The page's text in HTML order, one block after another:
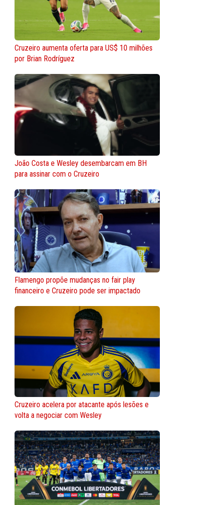
Cruzeiro aumenta oferta para US$ 10 milhões
por Brian Rodríguez
João Costa e Wesley desembarcam em BH
para assinar com o Cruzeiro
Flamengo propõe mudanças no fair play
financeiro e Cruzeiro pode ser impactado
Cruzeiro acelera por atacante após lesões e
volta a negociar com Wesley